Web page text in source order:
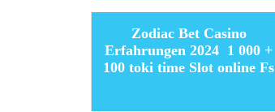
Zodiac Bet Casino
Erfahrungen 2024 ‎ 1 000 +
100 toki time Slot online Fs